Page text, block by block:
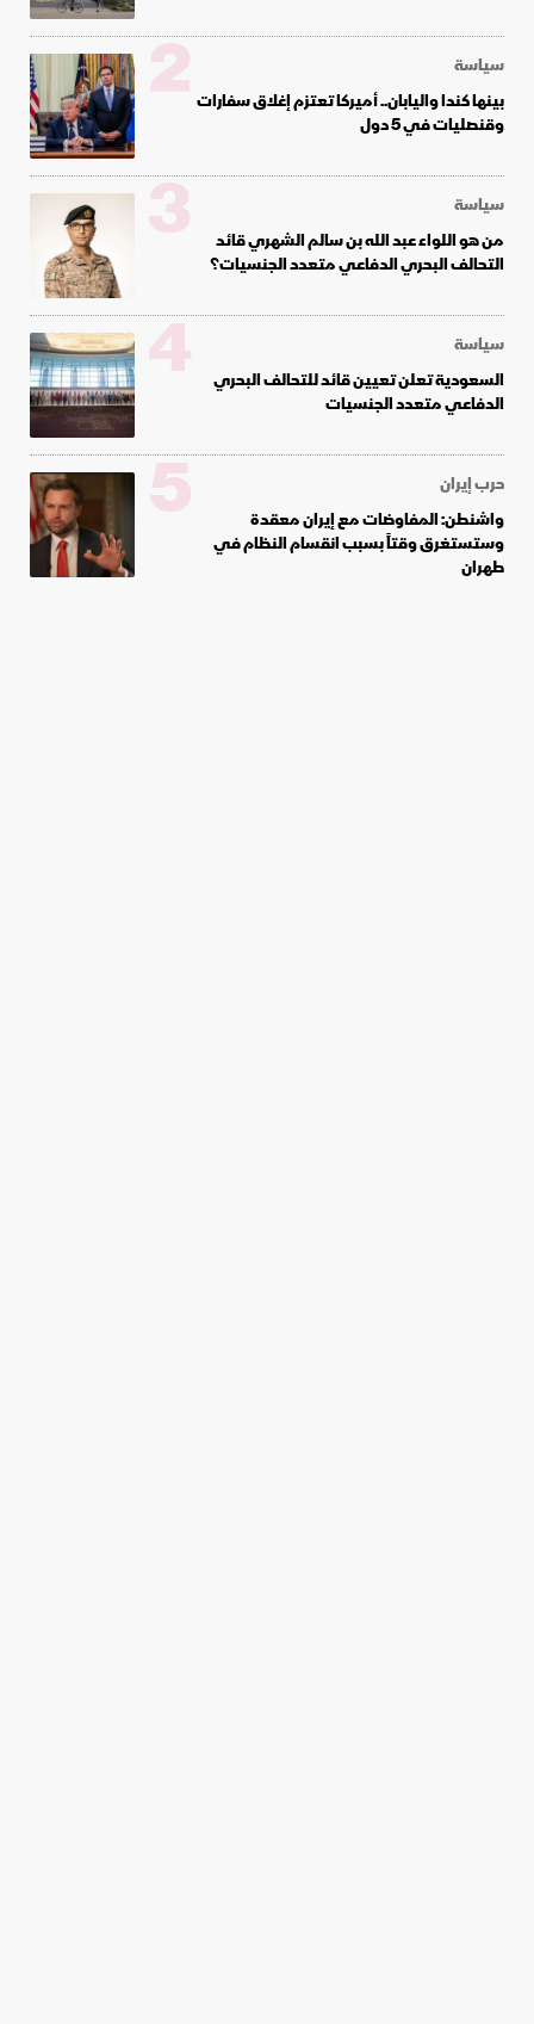
سياسة
بينها كندا واليابان.. أميركا تعتزم إغلاق سفارات
وقنصليات في 5 دول
2
سياسة
من هو اللواء عبد الله بن سالم الشهري قائد
التحالف البحري الدفاعي متعدد الجنسيات؟
3
سياسة
السعودية تعلن تعيين قائد للتحالف البحري
الدفاعي متعدد الجنسيات
4
حرب إيران
واشنطن: المفاوضات مع إيران معقدة
وستستغرق وقتاً بسبب انقسام النظام في
طهران
5